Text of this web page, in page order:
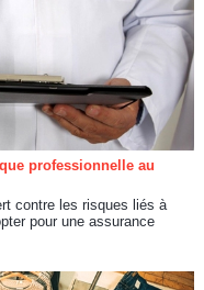
professionnelle au
contre les risques liés à
pour une assurance